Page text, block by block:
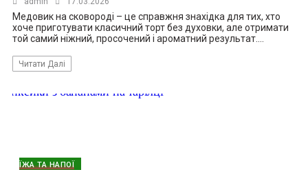
Медовик на сковороді – це справжня знахідка для тих, хто
хоче приготувати класичний торт без духовки, але отримати
той самий ніжний, просочений і ароматний результат.…
Читати Далі
ЇЖА ТА НАПОЇ